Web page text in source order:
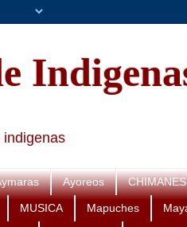
indigenas
Ayoreos CHIMANES
MUSICA Mapuches